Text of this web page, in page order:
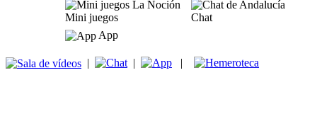
Mini juegos
Chat
App
| | |